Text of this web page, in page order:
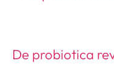
De probiotica